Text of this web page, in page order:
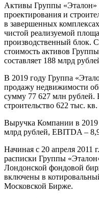
Активы Группы «Эталон»
проектирования и
в завершенных
чистой реализуемой
производственный блок.
стоимость активов
составляет 188 млрд
В 2019 году Группа
продажу недвижимости
сумму 77 627 млн рублей.
строительство 622 тыс.
Выручка Компании в 2019
млрд рублей, EBITDA –
Начиная с 20 апреля 2011
расписки Группы
Лондонской фондовой
включены в
Московской Бирже.